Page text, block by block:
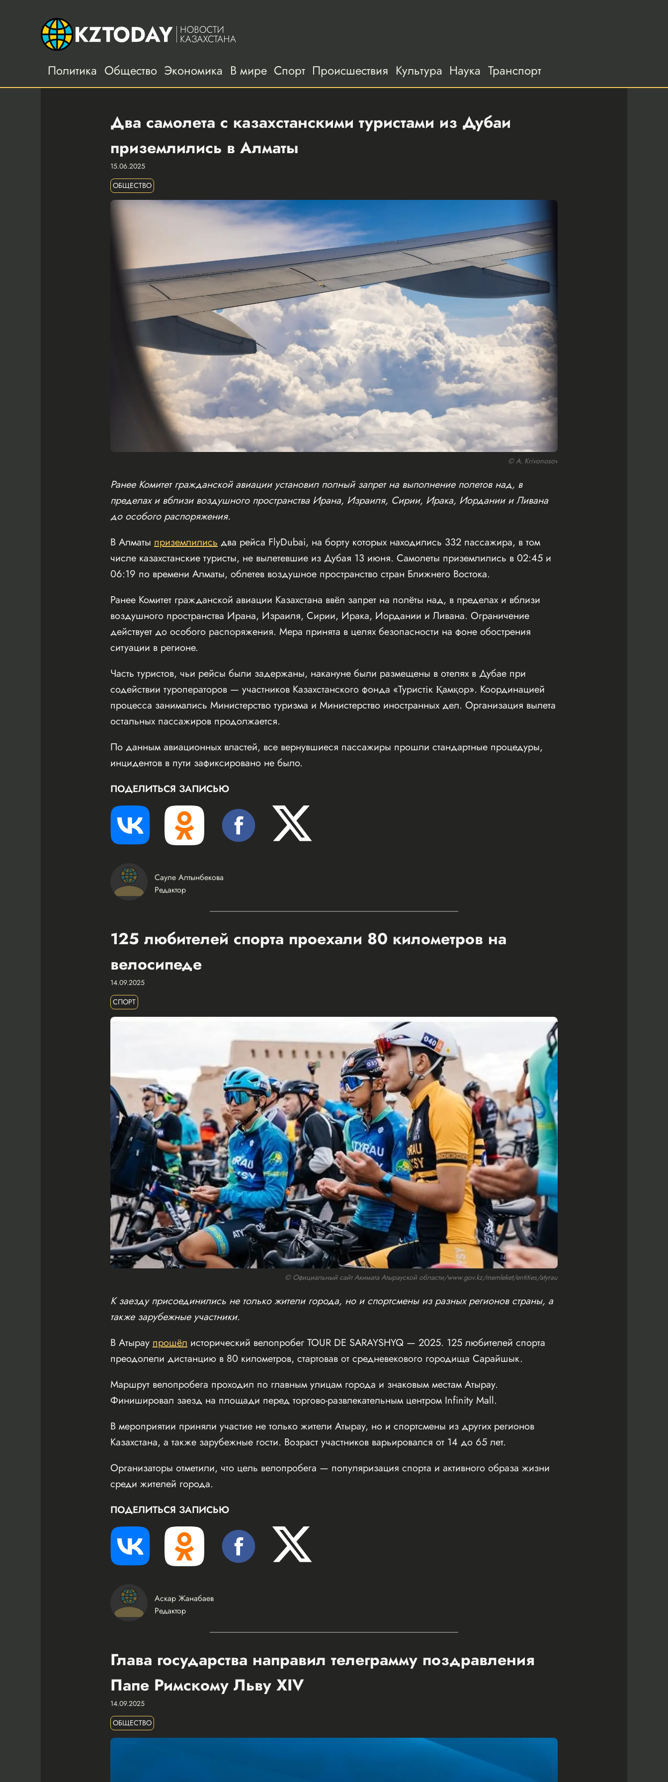
Политика Общество Экономика В мире Спорт Происшествия Культура Наука Транспорт
Два самолета с казахстанскими туристами из Дубаи
приземлились в Алматы
15.06.2025
ОБЩЕСТВО
© A. Krivonosov
Ранее Комитет гражданской авиации установил полный запрет на выполнение полетов над, в
пределах и вблизи воздушного пространства Ирана, Израиля, Сирии, Ирака, Иордании и Ливана
до особого распоряжения.
В Алматы приземлились два рейса FlyDubai, на борту которых находились 332 пассажира, в том
числе казахстанские туристы, не вылетевшие из Дубая 13 июня. Самолеты приземлились в 02:45 и
06:19 по времени Алматы, облетев воздушное пространство стран Ближнего Востока.
Ранее Комитет гражданской авиации Казахстана ввёл запрет на полёты над, в пределах и вблизи
воздушного пространства Ирана, Израиля, Сирии, Ирака, Иордании и Ливана. Ограничение
действует до особого распоряжения. Мера принята в целях безопасности на фоне обострения
ситуации в регионе.
Часть туристов, чьи рейсы были задержаны, накануне были размещены в отелях в Дубае при
содействии туроператоров — участников Казахстанского фонда «Туристік Қамқор». Координацией
процесса занимались Министерство туризма и Министерство иностранных дел. Организация вылета
остальных пассажиров продолжается.
По данным авиационных властей, все вернувшиеся пассажиры прошли стандартные процедуры,
инцидентов в пути зафиксировано не было.
ПОДЕЛИТЬСЯ ЗАПИСЬЮ
Сауле Алтынбекова
Редактор
125 любителей спорта проехали 80 километров на
велосипеде
14.09.2025
СПОРТ
© Официальный сайт Акимата Атырауской области/www.gov.kz/memleket/entities/atyrau
К заезду присоединились не только жители города, но и спортсмены из разных регионов страны, а
также зарубежные участники.
В Атырау прошёл исторический велопробег TOUR DE SARAYSHYQ — 2025. 125 любителей спорта
преодолели дистанцию в 80 километров, стартовав от средневекового городища Сарайшык.
Маршрут велопробега проходил по главным улицам города и знаковым местам Атырау.
Финишировал заезд на площади перед торгово-развлекательным центром Infinity Mall.
В мероприятии приняли участие не только жители Атырау, но и спортсмены из других регионов
Казахстана, а также зарубежные гости. Возраст участников варьировался от 14 до 65 лет.
Организаторы отметили, что цель велопробега — популяризация спорта и активного образа жизни
среди жителей города.
ПОДЕЛИТЬСЯ ЗАПИСЬЮ
Аскар Жанабаев
Редактор
Глава государства направил телеграмму поздравления
Папе Римскому Льву XIV
14.09.2025
ОБЩЕСТВО